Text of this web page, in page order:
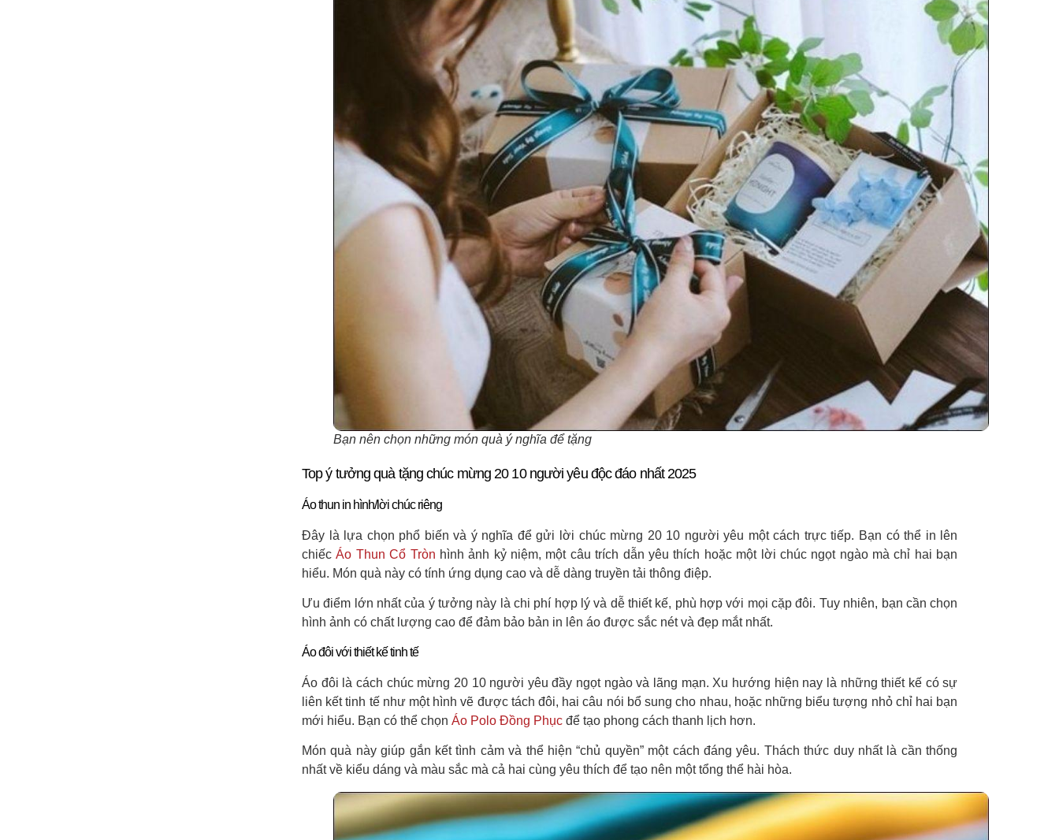
Bạn nên chọn những món quà ý nghĩa để tặng
Top ý tưởng quà tặng chúc mừng 20 10 người yêu độc đáo nhất 2025
Áo thun in hình/lời chúc riêng
Đây là lựa chọn phổ biến và ý nghĩa để gửi lời chúc mừng 20 10 người yêu một cách trực tiếp. Bạn có thể in lên
chiếcÁo Thun Cổ Tròn hình ảnh kỷ niệm, một câu trích dẫn yêu thích hoặc một lời chúc ngọt ngào mà chỉ hai bạn
hiểu. Món quà này có tính ứng dụng cao và dễ dàng truyền tải thông điệp.
Ưu điểm lớn nhất của ý tưởng này là chi phí hợp lý và dễ thiết kế, phù hợp với mọi cặp đôi. Tuy nhiên, bạn cần chọn
hình ảnh có chất lượng cao để đảm bảo bản in lên áo được sắc nét và đẹp mắt nhất.
Áo đôi với thiết kế tinh tế
Áo đôi là cách chúc mừng 20 10 người yêu đầy ngọt ngào và lãng mạn. Xu hướng hiện nay là những thiết kế có sự
liên kết tinh tế như một hình vẽ được tách đôi, hai câu nói bổ sung cho nhau, hoặc những biểu tượng nhỏ chỉ hai bạn
mới hiểu. Bạn có thể chọn Áo Polo Đồng Phục để tạo phong cách thanh lịch hơn.
Món quà này giúp gắn kết tình cảm và thể hiện “chủ quyền” một cách đáng yêu. Thách thức duy nhất là cần thống
nhất về kiểu dáng và màu sắc mà cả hai cùng yêu thích để tạo nên một tổng thể hài hòa.